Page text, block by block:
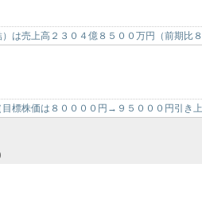
は売上高２３０４億８５００万円（前期比
株価は８００００円→９５０００円引き